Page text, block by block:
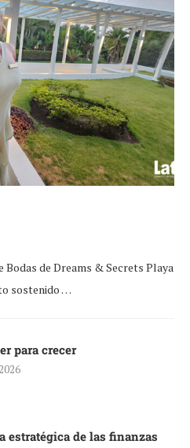
Bodas de Dreams & Secrets Playa
sostenido …
para crecer
estratégica de las finanzas